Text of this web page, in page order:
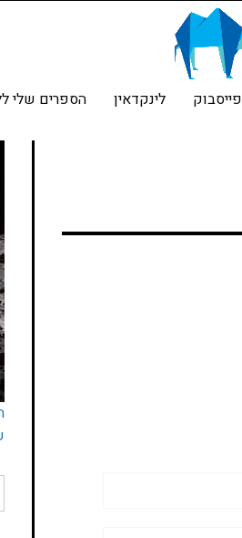
פייסבוק לינקדאין הספרים שלי